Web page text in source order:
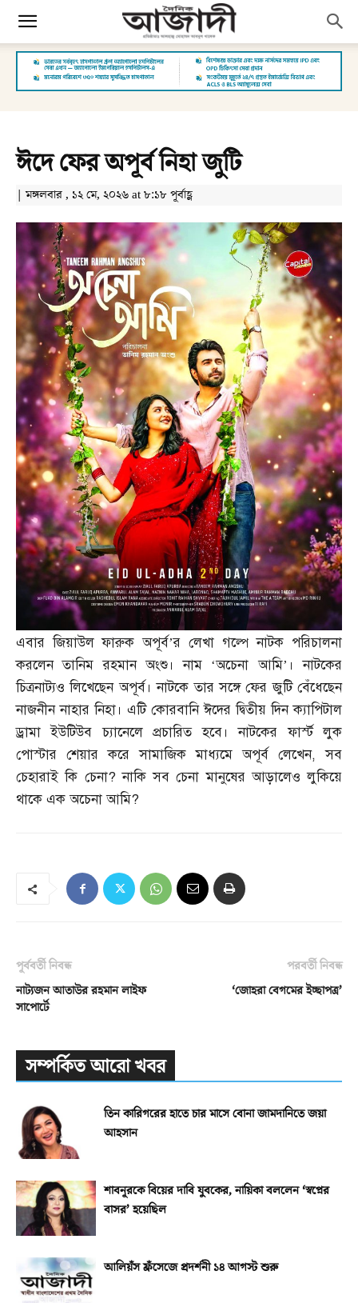
ঈদে ফের অপূর্ব নিহা জুটি
| মঙ্গলবার , ১২ মে, ২০২৬ at ৮:১৮ পূর্বাহ্ণ
এবার জিয়াউল ফারুক অপূর্ব’র লেখা গল্পে নাটক পরিচালনা
করলেন তানিম রহমান অংশু। নাম ‘অচেনা আমি’। নাটকের
চিত্রনাট্যও লিখেছেন অপূর্ব। নাটকে তার সঙ্গে ফের জুটি বেঁধেছেন
নাজনীন নাহার নিহা। এটি কোরবানি ঈদের দ্বিতীয় দিন ক্যাপিটাল
ড্রামা ইউটিউব চ্যানেলে প্রচারিত হবে। নাটকের ফার্স্ট লুক
পোস্টার শেয়ার করে সামাজিক মাধ্যমে অপূর্ব লেখেন,সব
চেহারাই কি চেনা?নাকি সব চেনা মানুষের আড়ালেও লুকিয়ে
থাকে এক অচেনা আমি?
পূর্ববর্তী নিবন্ধ
নাট্যজন আতাউর রহমান লাইফ
সাপোর্টে
পরবর্তী নিবন্ধ
‘জোহরা বেগমের ইচ্ছাপত্র’
সম্পর্কিত আরো খবর
তিন কারিগরের হাতে চার মাসে বোনা জামদানিতে জয়া
আহসান
শাবনূরকে বিয়ের দাবি যুবকের, নায়িকা বললেন ‘স্বপ্নের
বাসর’ হয়েছিল
আলিয়ঁস ফ্রঁসেজে প্রদর্শনী ১৪ আগস্ট শুরু